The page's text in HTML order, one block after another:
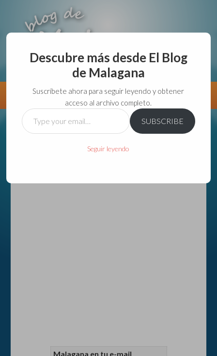
aunque lo haga de malas lo hago....
Información Directorio VivirGuadalajara
Malagana en tu e-mail
Descubre más desde El Blog
de Malagana
Suscríbete ahora para seguir leyendo y obtener
acceso al archivo completo.
Type
your
SUBSCRIBE
Seguir leyendo